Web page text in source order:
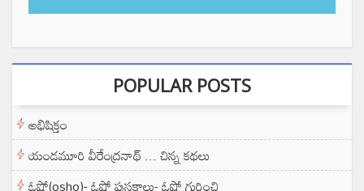
POPULAR POSTS
అభిషిక్తం
యండమూరి వీరేంద్రనాథ్ ... చిన్న కథలు